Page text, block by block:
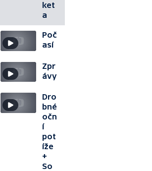
ket
a
Poč
así
Zpr
ávy
Dro
bné
očn
í
pot
íže
+
So